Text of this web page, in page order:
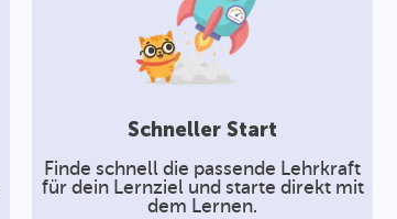
Schneller Start
Finde schnell die passende Lehrkraft
für dein Lernziel und starte direkt mit
dem Lernen.